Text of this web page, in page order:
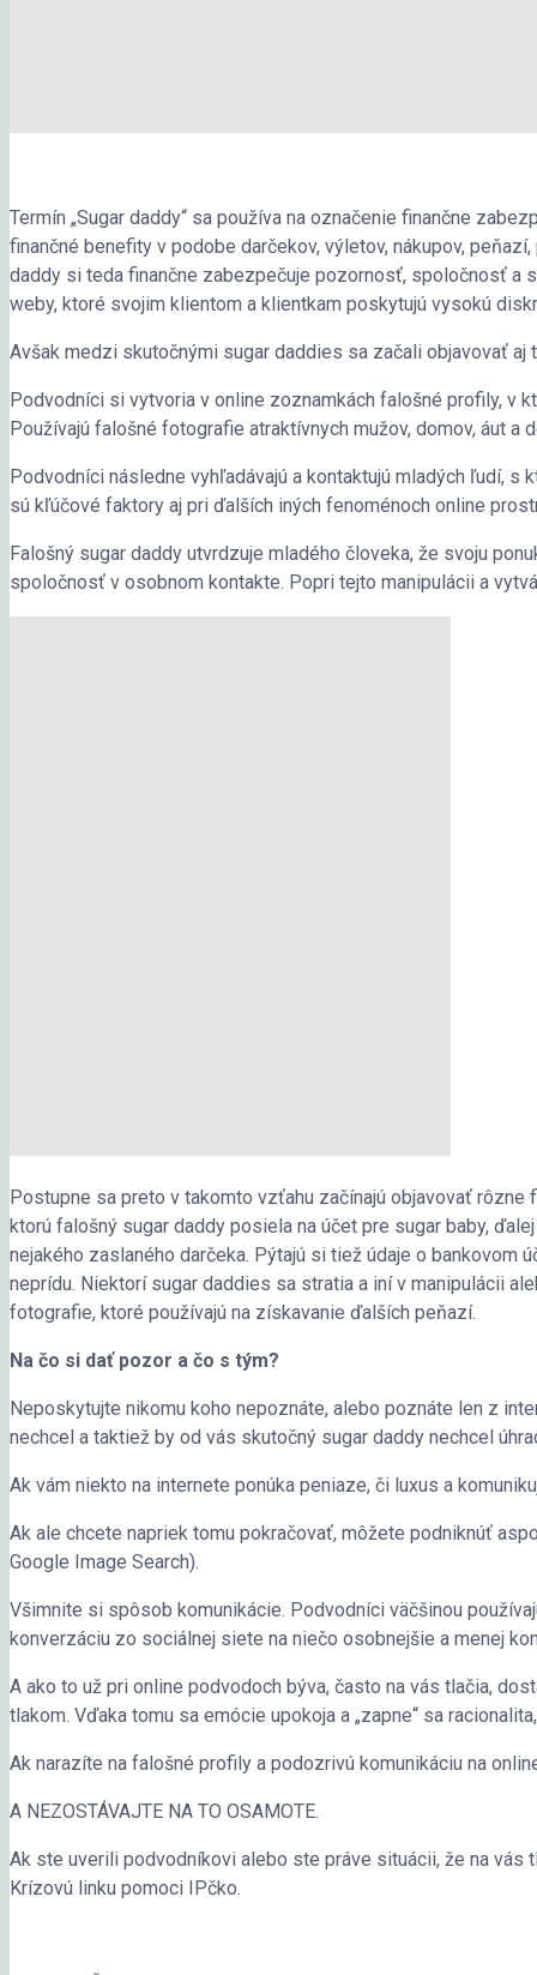
Termín „Sugar daddy“ sa používa na označenie finančne
finančné benefity v podobe darčekov, výletov, nákupov,
daddy si teda finančne zabezpečuje pozornosť, spoločnosť a
weby, ktoré svojim klientom a klientkam poskytujú vysokú
Avšak medzi skutočnými sugar daddies sa začali objavovať aj
Podvodníci si vytvoria v online zoznamkách falošné profily, v
Používajú falošné fotografie atraktívnych mužov, domov, áut
Podvodníci následne vyhľadávajú a kontaktujú mladých ľudí,
sú kľúčové faktory aj pri ďalších iných fenoménoch online
Falošný sugar daddy utvrdzuje mladého človeka, že svoju
spoločnosť v osobnom kontakte. Popri tejto manipulácii a
Postupne sa preto v takomto vzťahu začínajú objavovať
ktorú falošný sugar daddy posiela na účet pre sugar baby,
nejakého zaslaného darčeka. Pýtajú si tiež údaje o bankovom
neprídu. Niektorí sugar daddies sa stratia a iní v manipulácii
fotografie, ktoré používajú na získavanie ďalších peňazí.
Na čo si dať pozor a čo s tým?
Neposkytujte nikomu koho nepoznáte, alebo poznáte len z
nechcel a taktiež by od vás skutočný sugar daddy nechcel
Ak vám niekto na internete ponúka peniaze, či luxus a
Ak ale chcete napriek tomu pokračovať, môžete podniknúť
Google Image Search).
Všimnite si spôsob komunikácie. Podvodníci väčšinou
konverzáciu zo sociálnej siete na niečo osobnejšie a menej
A ako to už pri online podvodoch býva, často na vás tlačia,
tlakom. Vďaka tomu sa emócie upokoja a „zapne“ sa
Ak narazíte na falošné profily a podozrivú komunikáciu na
A NEZOSTÁVAJTE NA TO OSAMOTE.
Ak ste uverili podvodníkovi alebo ste práve situácii, že na vás
Krízovú linku pomoci IPčko.